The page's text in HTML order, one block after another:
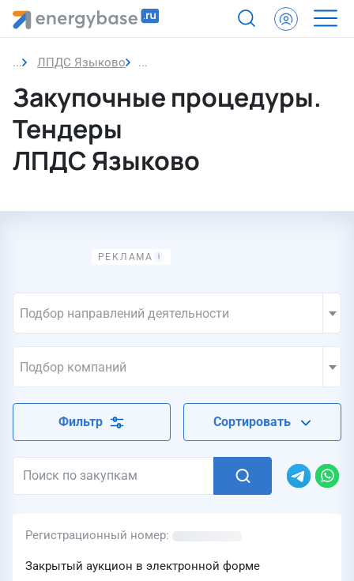
ЛПДС Языково Закупочные процедуры. Тендеры
Закупочные процедуры.
Тендеры
ЛПДС Языково
Подбор направлений деятельности
Подбор компаний
Фильтр Сортировать
Регистрационный номер
Закрытый аукцион в электронной форме